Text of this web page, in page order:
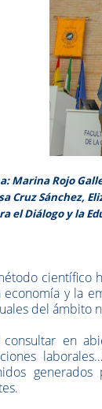
Marina Rojo
Cruz Sánchez,
el Diálogo y la
científico
y la
del ámbito
en